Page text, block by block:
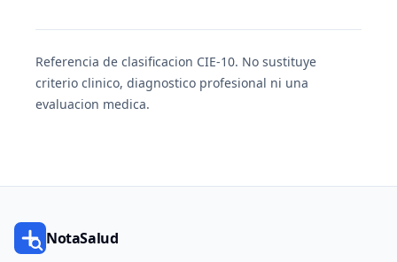
Referencia de clasificacion CIE-10. No sustituye
criterio clinico, diagnostico profesional ni una
evaluacion medica.
NotaSalud